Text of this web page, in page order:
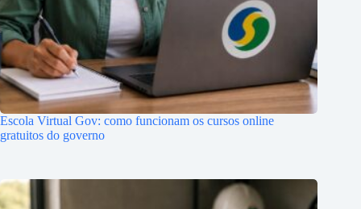
Escola Virtual Gov: como funcionam os cursos online
gratuitos do governo